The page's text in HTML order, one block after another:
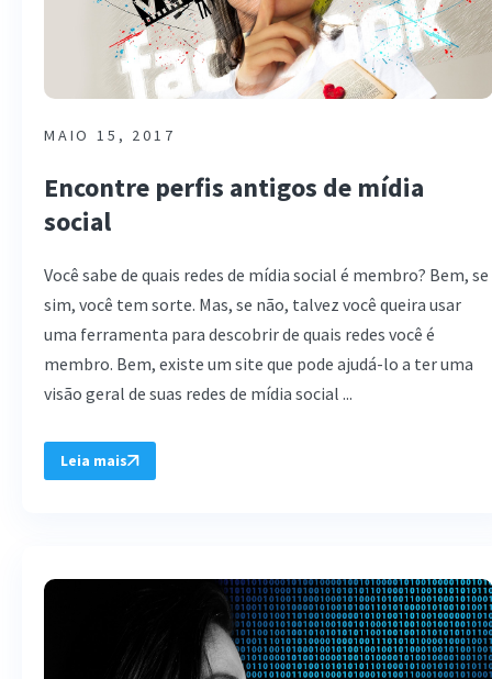
MAIO 15, 2017
Encontre perfis antigos de mídia
social
Você sabe de quais redes de mídia social é membro? Bem, se
sim, você tem sorte. Mas, se não, talvez você queira usar
uma ferramenta para descobrir de quais redes você é
membro. Bem, existe um site que pode ajudá-lo a ter uma
visão geral de suas redes de mídia social ...
Leia mais